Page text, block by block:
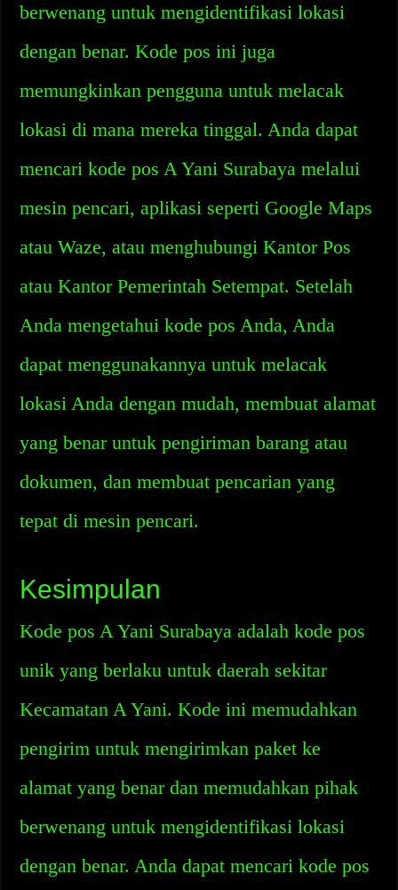
berwenang untuk mengidentifikasi lokasi
dengan benar. Kode pos ini juga
memungkinkan pengguna untuk melacak
lokasi di mana mereka tinggal. Anda dapat
mencari kode pos A Yani Surabaya melalui
mesin pencari, aplikasi seperti Google Maps
atau Waze, atau menghubungi Kantor Pos
atau Kantor Pemerintah Setempat. Setelah
Anda mengetahui kode pos Anda, Anda
dapat menggunakannya untuk melacak
lokasi Anda dengan mudah, membuat alamat
yang benar untuk pengiriman barang atau
dokumen, dan membuat pencarian yang
tepat di mesin pencari.
Kesimpulan
Kode pos A Yani Surabaya adalah kode pos
unik yang berlaku untuk daerah sekitar
Kecamatan A Yani. Kode ini memudahkan
pengirim untuk mengirimkan paket ke
alamat yang benar dan memudahkan pihak
berwenang untuk mengidentifikasi lokasi
dengan benar. Anda dapat mencari kode pos